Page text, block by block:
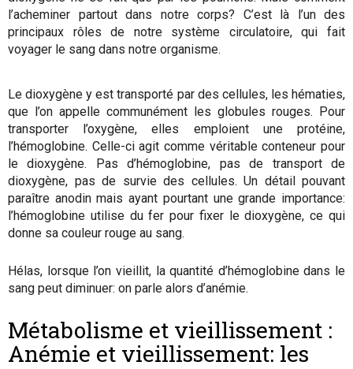
l’acheminer partout dans notre corps? C’est là l’un des
principaux rôles de notre système circulatoire, qui fait
voyager le sang dans notre organisme.
Le dioxygène y est transporté par des cellules, les hématies,
que l’on appelle communément les globules rouges. Pour
transporter l’oxygène, elles emploient une protéine,
l’hémoglobine. Celle-ci agit comme véritable conteneur pour
le dioxygène. Pas d’hémoglobine, pas de transport de
dioxygène, pas de survie des cellules. Un détail pouvant
paraître anodin mais ayant pourtant une grande importance:
l’hémoglobine utilise du fer pour fixer le dioxygène, ce qui
donne sa couleur rouge au sang.
Hélas, lorsque l’on vieillit, la quantité d’hémoglobine dans le
sang peut diminuer: on parle alors d’anémie.
Métabolisme et vieillissement :
Anémie et vieillissement: les